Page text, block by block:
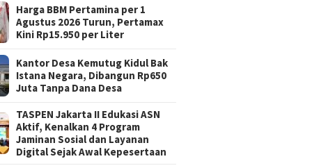
Harga BBM Pertamina per 1
Agustus 2026 Turun, Pertamax
Kini Rp15.950 per Liter
Kantor Desa Kemutug Kidul Bak
Istana Negara, Dibangun Rp650
Juta Tanpa Dana Desa
TASPEN Jakarta II Edukasi ASN
Aktif, Kenalkan 4 Program
Jaminan Sosial dan Layanan
Digital Sejak Awal Kepesertaan